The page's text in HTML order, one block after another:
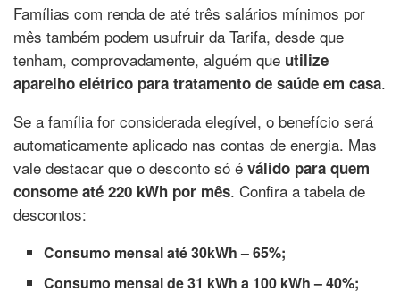
Famílias com renda de até três salários mínimos por
mês também podem usufruir da Tarifa, desde que
tenham, comprovadamente, alguém que utilize
aparelho elétrico para tratamento de saúde em casa.
Se a família for considerada elegível, o benefício será
automaticamente aplicado nas contas de energia. Mas
vale destacar que o desconto só é válido para quem
consome até 220 kWh por mês. Confira a tabela de
descontos:
Consumo mensal até 30kWh – 65%;
Consumo mensal de 31 kWh a 100 kWh – 40%;